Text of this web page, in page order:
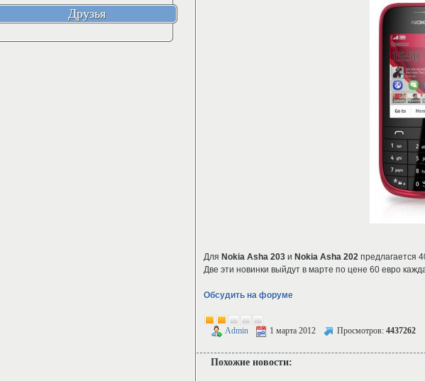
Для Nokia Asha 203 и Nokia Asha 202 предлагается
Две эти новинки выйдут в марте по цене 60 евро
Обсудить на форуме
Admin 1 марта 2012 Просмотров: 4437262
Похожие новости:
Друзья